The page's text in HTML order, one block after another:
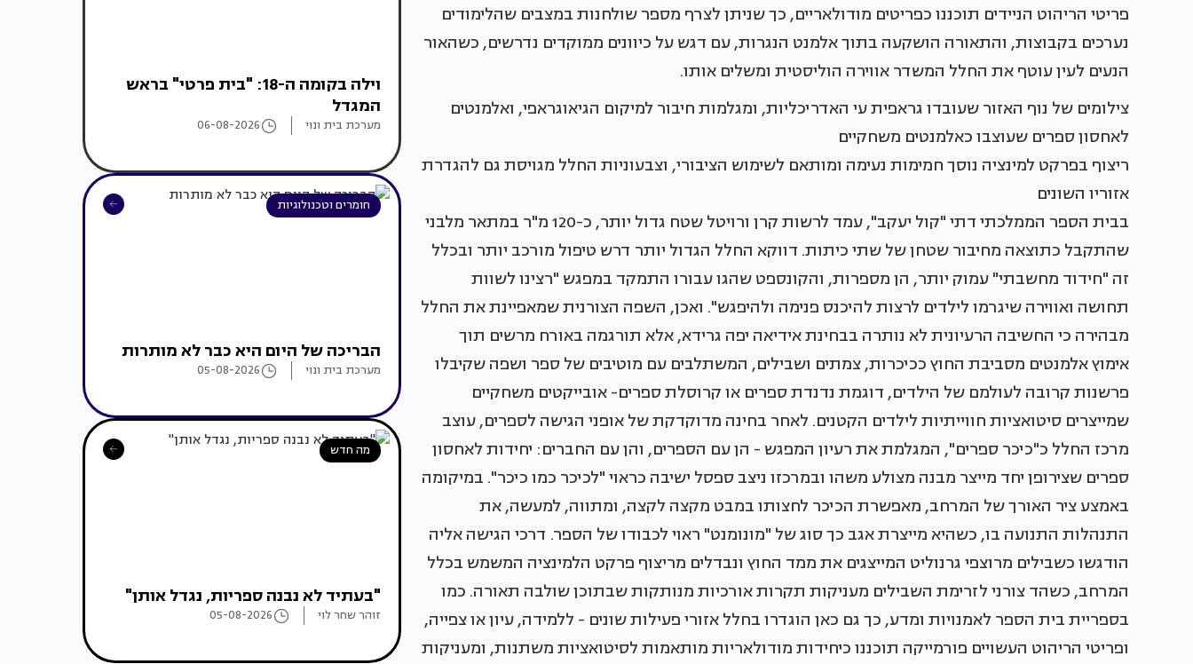
פריטי הריהוט הניידים תוכננו כפריטים מודולאריים, כך שניתן לצרף מספר שולחנות במצבים שהלימודים
נערכים בקבוצות, והתאורה הושקעה בתוך אלמנט הנגרות, עם דגש על כיוונים ממוקדים נדרשים, כשהאור
הנעים לעין עוטף את החלל המשדר אווירה הוליסטית ומשלים אותו.
צילומים של נוף האזור שעובדו גראפית עי האדריכליות, ומגלמות חיבור למיקום הגיאוגראפי, ואלמנטים
לאחסון ספרים שעוצבו כאלמנטים משחקיים
ריצוף בפרקט למינציה נוסך חמימות נעימה ומותאם לשימוש הציבורי, וצבעוניות החלל מגויסת גם להגדרת
אזוריו השונים
בבית הספר הממלכתי דתי "קול יעקב", עמד לרשות קרן ורויטל שטח גדול יותר, כ-120 מ"ר במתאר מלבני
שהתקבל כתוצאה מחיבור שטחן של שתי כיתות. דווקא החלל הגדול יותר דרש טיפול מורכב יותר ובכלל
זה "חידוד מחשבתי" עמוק יותר, הן מספרות, והקונספט שהגו עבורו התמקד במפגש "רצינו לשוות
תחושה ואווירה שיגרמו לילדים לרצות להיכנס פנימה ולהיפגש". ואכן, השפה הצורנית שמאפיינת את החלל
מבהירה כי החשיבה הרעיונית לא נותרה בבחינת אידיאה יפה גרידא, אלא תורגמה באורח מרשים תוך
אימוץ אלמנטים מסביבת החוץ ככיכרות, צמתים ושבילים, המשתלבים עם מוטיבים של ספר ושפה שקיבלו
פרשנות קרובה לעולמם של הילדים, דוגמת נדנדת ספרים או קרוסלת ספרים- אובייקטים משחקיים
שמייצרים סיטואציות חווייתיות לילדים הקטנים. לאחר בחינה מדוקדקת של אופני הגישה לספרים, עוצב
מרכז החלל כ"כיכר ספרים", המגלמת את רעיון המפגש - הן עם הספרים, והן עם החברים: יחידות לאחסון
ספרים שצירופן יחד מייצר מבנה מצולע משהו ובמרכזו ניצב ספסל ישיבה כראוי "לכיכר כמו כיכר". במיקומה
באמצע ציר האורך של המרחב, מאפשרת הכיכר לחצותו במבט מקצה לקצה, ומתווה, למעשה, את
התנהלות התנועה בו, כשהיא מייצרת אגב כך סוג של "מונומנט" ראוי לכבודו של הספר. דרכי הגישה אליה
הודגשו כשבילים מרוצפי גרנוליט המייצגים את ממד החוץ ונבדלים מריצוף פרקט הלמינציה המשמש בכלל
המרחב, כשהד צורני לזרימת השבילים מעניקות תקרות אורכיות מנותקות שבתוכן שולבה תאורה. כמו
בספריית בית הספר לאמנויות ומדע, כך גם כאן הוגדרו בחלל אזורי פעילות שונים - ללמידה, עיון או צפייה,
ופריטי הריהוט העשויים פורמייקה תוכננו כיחידות מודולאריות מותאמות לסיטואציות משתנות, ומעניקות
וילה בקומה ה-18: "בית פרטי" בראש
המגדל
מערכת בית ונוי 06-08-2026
חומרים וטכנולוגיות
הבריכה של היום היא כבר לא מותרות
מערכת בית ונוי 05-08-2026
מה חדש
"בעתיד לא נבנה ספריות, נגדל אותן"
זוהר שחר לוי 05-08-2026